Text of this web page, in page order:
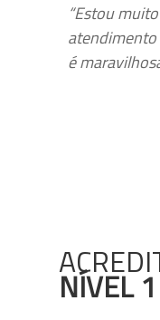
“Estou
é
NÍVEL 1